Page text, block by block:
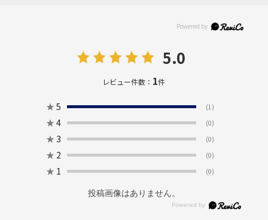
5.0
レビュー件数： 1件
★ 5 (1)
★ 4 (0)
★ 3 (0)
★ 2 (0)
★ 1 (0)
投稿画像はありません。